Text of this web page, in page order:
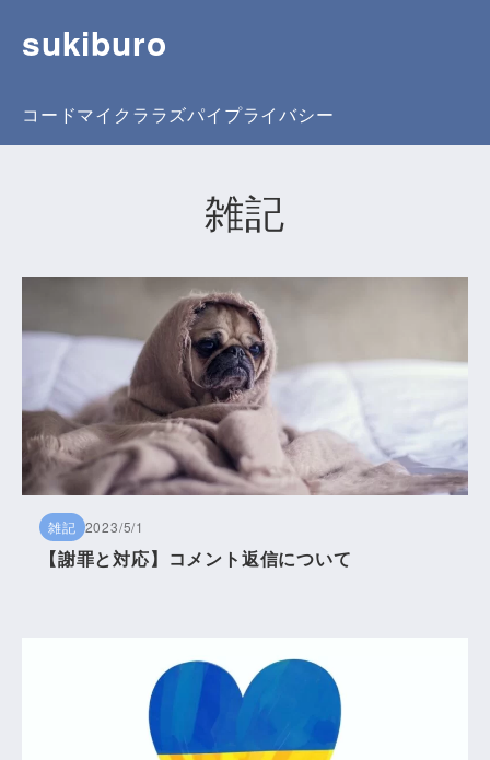
sukiburo
コードマイクララズパイ プライバシー
雑記
雑記 2023/5/1
【謝罪と対応】コメント返信について